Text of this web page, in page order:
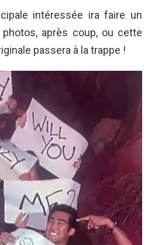
intéressée ira faire un
après coup, ou cette
passera à la trappe !